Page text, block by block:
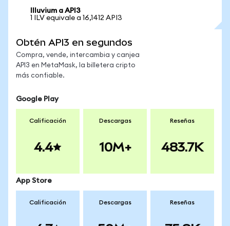
Illuvium a API3
1 ILV equivale a 16,1412 API3
Obtén API3 en segundos
Compra, vende, intercambia y canjea
API3 en MetaMask, la billetera cripto
más confiable.
Google Play
Calificación
4.4
Descargas
10M+
Reseñas
483.7K
App Store
Calificación Descargas Reseñas